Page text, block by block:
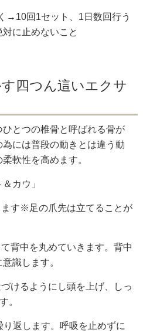
回1セット、1日数回行う
に止めないこと
四つん這いエクサ
とつの椎骨と呼ばれる骨が
には普段の動きとは違う動
軟性を高めます。
カウ」
す※足の爪先は立てることが
背中を丸めていきます。背中
識します。
けるようにし頭を上げ、しっ
。
返します。呼吸を止めずに